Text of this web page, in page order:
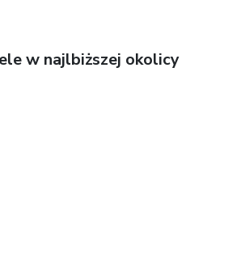
w najlbiższej okolicy